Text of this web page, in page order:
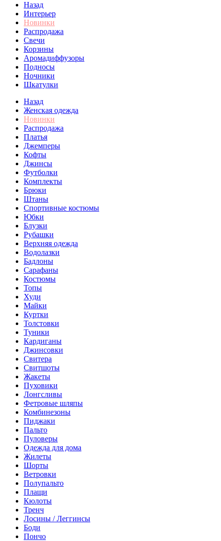
Назад
Интерьер
Новинки
Распродажа
Свечи
Корзины
Аромадиффузоры
Подносы
Ночники
Шкатулки
Назад
Женская одежда
Новинки
Распродажа
Платья
Джемперы
Кофты
Джинсы
Футболки
Комплекты
Брюки
Штаны
Спортивные костюмы
Юбки
Блузки
Рубашки
Верхняя одежда
Водолазки
Бадлоны
Сарафаны
Костюмы
Топы
Худи
Майки
Куртки
Толстовки
Туники
Кардиганы
Джинсовки
Свитера
Свитшоты
Жакеты
Пуховики
Лонгсливы
Фетровые шляпы
Комбинезоны
Пиджаки
Пальто
Пуловеры
Одежда для дома
Жилеты
Шорты
Ветровки
Полупальто
Плащи
Кюлоты
Тренч
Лосины / Леггинсы
Боди
Пончо